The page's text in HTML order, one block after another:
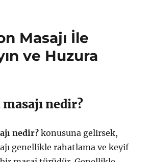
Masajı İle
ve Huzura
nedir?
nedir? konusuna gelirsek,
genellikle rahatlama ve keyif